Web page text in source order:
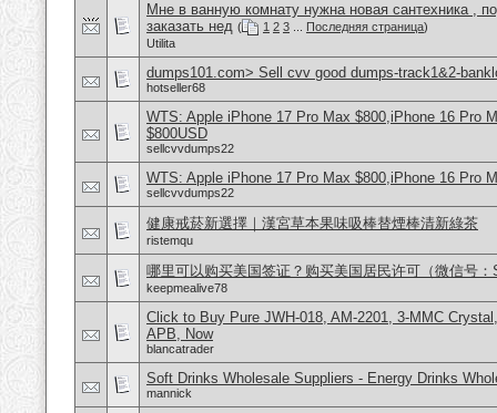
Мне в ванную комнату нужна новая сантехника ,
заказать нед ( 1 2 3 Последняя страница)
Utilita
dumps101.com> Sell cvv good dumps-track1&2-
hotseller68
WTS: Apple iPhone 17 Pro Max $800,iPhone 16 Pro
$800USD
sellcvvdumps22
WTS: Apple iPhone 17 Pro Max $800,iPhone 16 Pro
sellcvvdumps22
健康戒菸新選擇｜漢宮草本果味吸棒替煙棒清新綠茶
ristemqu
哪里可以购买美国签证？购买美国居民许可（微信号：
keepmealive78
Click to Buy Pure JWH-018, AM-2201, 3-MMC
APB, Now
blancatrader
Soft Drinks Wholesale Suppliers - Energy Drinks
mannick